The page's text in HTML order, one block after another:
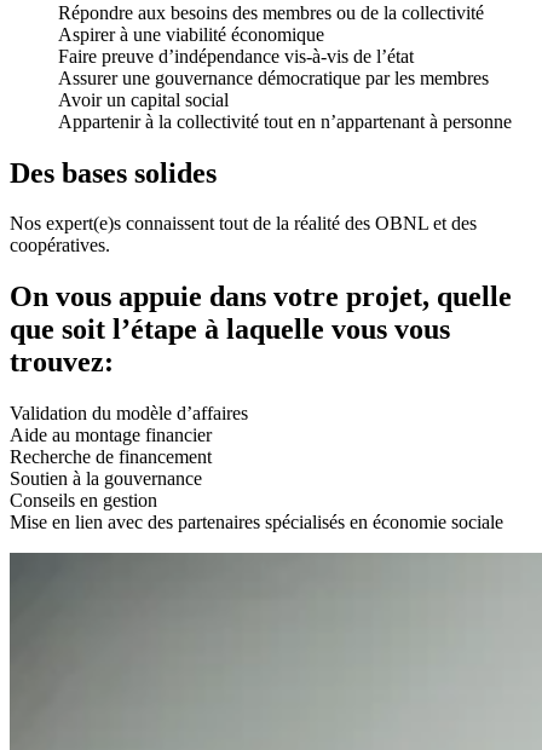
Répondre aux besoins des membres ou de la collectivité
Aspirer à une viabilité économique
Faire preuve d’indépendance vis-à-vis de l’état
Assurer une gouvernance démocratique par les membres
Avoir un capital social
Appartenir à la collectivité tout en n’appartenant à personne
Des bases solides
Nos expert(e)s connaissent tout de la réalité des OBNL et des
coopératives.
On vous appuie dans votre projet, quelle
que soit l’étape à laquelle vous vous
trouvez:
Validation du modèle d’affaires
Aide au montage financier
Recherche de financement
Soutien à la gouvernance
Conseils en gestion
Mise en lien avec des partenaires spécialisés en économie sociale